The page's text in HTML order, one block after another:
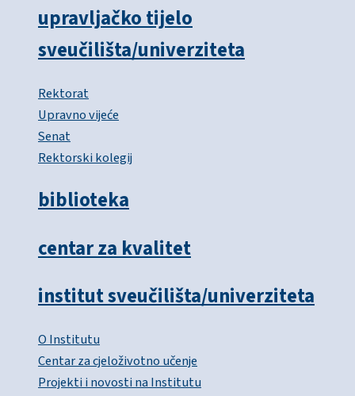
upravljačko tijelo
sveučilišta/univerziteta
Rektorat
Upravno vijeće
Senat
Rektorski kolegij
biblioteka
centar za kvalitet
institut sveučilišta/univerziteta
O Institutu
Centar za cjeloživotno učenje
Projekti i novosti na Institutu